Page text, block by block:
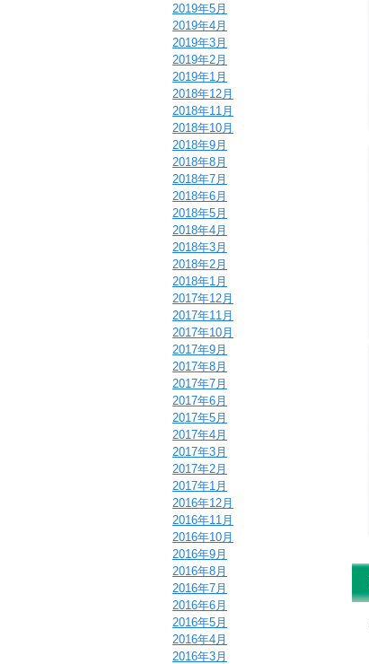
2019年5月
2019年4月
2019年3月
2019年2月
2019年1月
2018年12月
2018年11月
2018年10月
2018年9月
2018年8月
2018年7月
2018年6月
2018年5月
2018年4月
2018年3月
2018年2月
2018年1月
2017年12月
2017年11月
2017年10月
2017年9月
2017年8月
2017年7月
2017年6月
2017年5月
2017年4月
2017年3月
2017年2月
2017年1月
2016年12月
2016年11月
2016年10月
2016年9月
2016年8月
2016年7月
2016年6月
2016年5月
2016年4月
2016年3月